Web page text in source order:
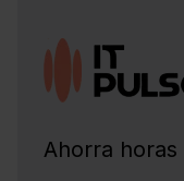
Ahorra